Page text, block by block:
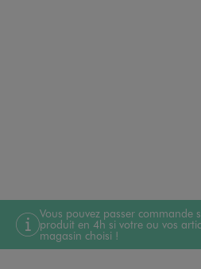
Vous pouvez passer commande
produit en 4h si votre ou vos
magasin choisi !